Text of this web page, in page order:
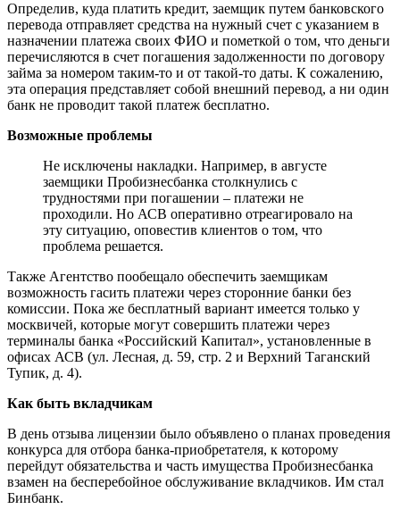
Определив, куда платить кредит, заемщик путем банковского
перевода отправляет средства на нужный счет с указанием в
назначении платежа своих ФИО и пометкой о том, что деньги
перечисляются в счет погашения задолженности по договору
займа за номером таким-то и от такой-то даты. К сожалению,
эта операция представляет собой внешний перевод, а ни один
банк не проводит такой платеж бесплатно.
Возможные проблемы
Не исключены накладки. Например, в августе
заемщики Пробизнесбанка столкнулись с
трудностями при погашении – платежи не
проходили. Но АСВ оперативно отреагировало на
эту ситуацию, оповестив клиентов о том, что
проблема решается.
Также Агентство пообещало обеспечить заемщикам
возможность гасить платежи через сторонние банки без
комиссии. Пока же бесплатный вариант имеется только у
москвичей, которые могут совершить платежи через
терминалы банка «Российский Капитал», установленные в
офисах АСВ (ул. Лесная, д. 59, стр. 2 и Верхний Таганский
Тупик, д. 4).
Как быть вкладчикам
В день отзыва лицензии было объявлено о планах проведения
конкурса для отбора банка-приобретателя, к которому
перейдут обязательства и часть имущества Пробизнесбанка
взамен на бесперебойное обслуживание вкладчиков. Им стал
Бинбанк.